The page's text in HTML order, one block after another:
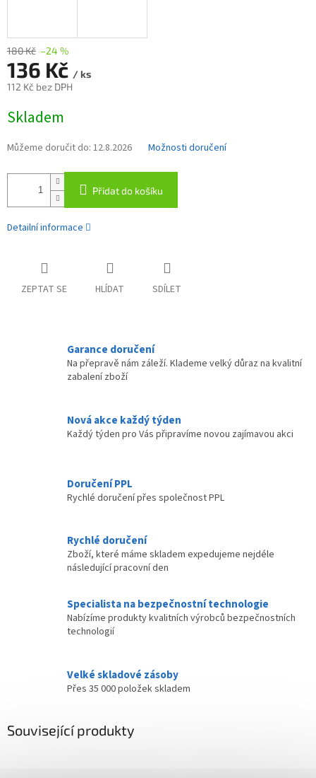
180 Kč –24 %
136 Kč / ks
112 Kč bez DPH
cena:
Skladem
Můžeme doručit do: 12.8.2026 Možnosti doručení
Přidat do košíku
Detailní informace
ZEPTAT SE HLÍDAT SDÍLET
Garance doručení
Na přepravě nám záleží. Klademe velký důraz na kvalitní
zabalení zboží
Nová akce každý týden
Každý týden pro Vás připravíme novou zajímavou akci
Doručení PPL
Rychlé doručení přes společnost PPL
Rychlé doručení
Zboží, které máme skladem expedujeme nejdéle
následující pracovní den
Specialista na bezpečnostní technologie
Nabízíme produkty kvalitních výrobců bezpečnostních
technologií
Velké skladové zásoby
Přes 35 000 položek skladem
Související produkty